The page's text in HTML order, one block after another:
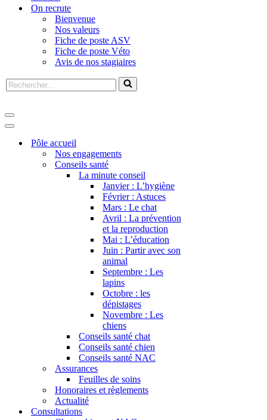
On recrute
Bienvenue
Nos valeurs
Fiche de poste ASV
Fiche de poste Véto
Avis de nos stagiaires
Pôle accueil
Nos engagements
Conseils santé
La minute conseil
Janvier : L’hygiène
Février : Astuces
Mars : Le chat
Avril : La prévention
et la reproduction
Mai : L’éducation
Juin : Partir avec son
animal
Septembre : Les
lapins
Octobre : les
dépistages
Novembre : Les
chiens
Conseils santé chat
Conseils santé chien
Conseils santé NAC
Assurances
Feuilles de soins
Honoraires et règlements
Actualité
Consultations